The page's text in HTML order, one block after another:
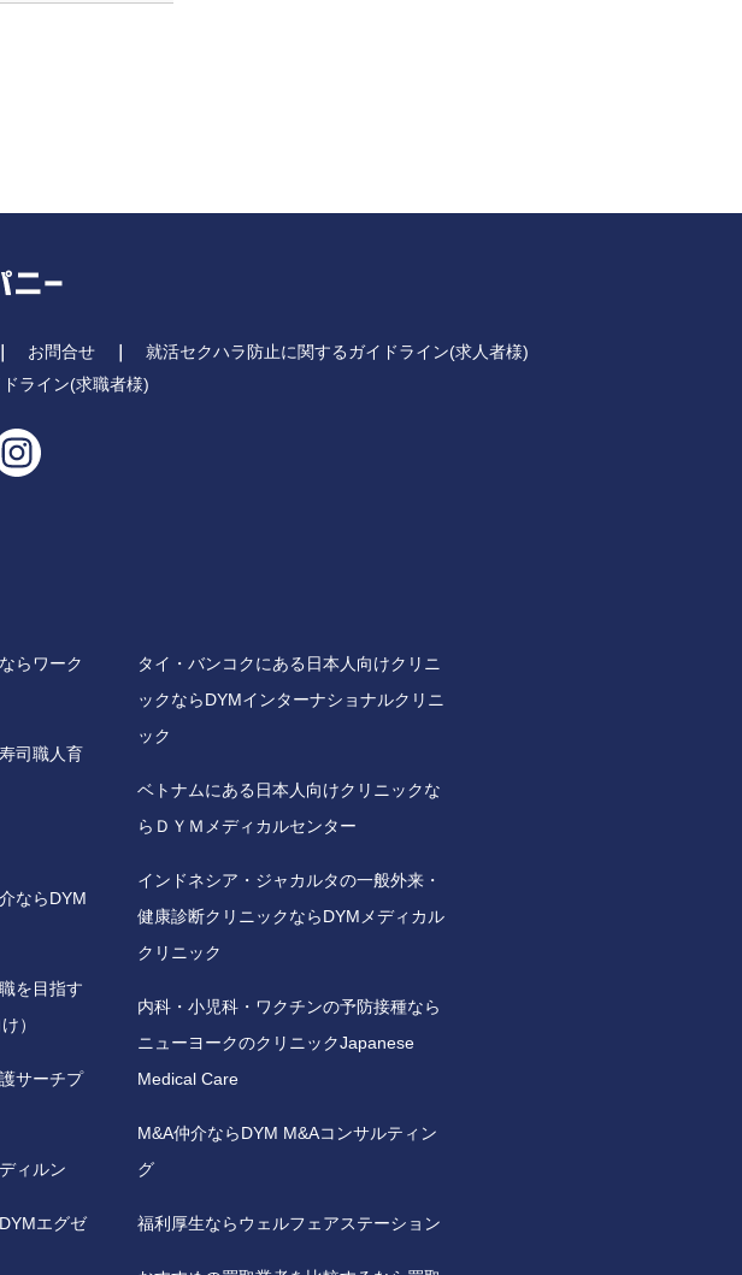
お問合せ
就活セクハラ防止に関するガイドライン(求人者様)
ライン(求職者様)
らワーク
司職人育
ならDYM
を目指す
）
サーチプ
ィルン
エグゼ
タイ・バンコクにある日本人向けクリニ
ックならDYMインターナショナルクリニ
ック
ベトナムにある日本人向けクリニックな
らＤＹＭメディカルセンター
インドネシア・ジャカルタの一般外来・
健康診断クリニックならDYMメディカル
クリニック
内科・小児科・ワクチンの予防接種なら
ニューヨークのクリニックJapanese
Medical Care
M&A仲介ならDYM M&Aコンサルティン
グ
福利厚生ならウェルフェアステーション